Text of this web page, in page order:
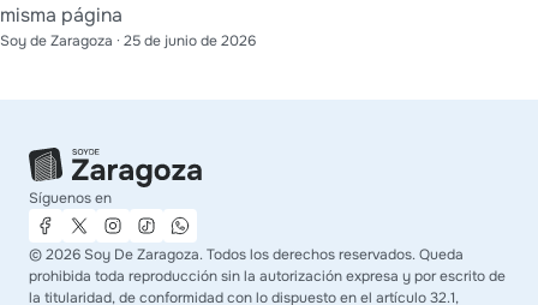
misma página
Soy de Zaragoza · 25 de junio de 2026
Síguenos en
©2026 Soy De Zaragoza. Todos los derechos reservados. Queda
prohibida toda reproducción sin la autorización expresa y por escrito de
la titularidad, de conformidad con lo dispuesto en el artículo 32.1,